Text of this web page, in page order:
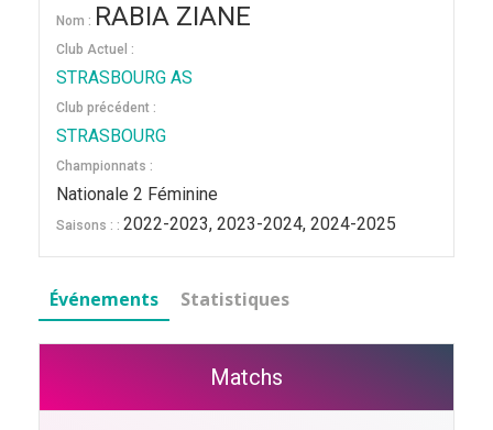
Nom : RABIA ZIANE
Club Actuel :
STRASBOURG AS
Club précédent :
STRASBOURG
Championnats :
Nationale 2 Féminine
Saisons : : 2022-2023, 2023-2024, 2024-2025
Événements Statistiques
Matchs